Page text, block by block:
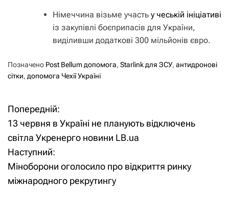
Німеччина візьме участь у чеській ініціативі
із закупівлі боєприпасів для України,
виділивши додаткові 300 мільйонів євро.
Позначено Post Bellum допомога, Starlink для ЗСУ, антидронові
сітки, допомога Чехії Україні
Н
а
в
і
Попередній:
13 червня в Україні не планують відключень
світла Укренерго новини LB.ua
Наступний:
Міноборони оголосило про відкриття ринку
міжнародного рекрутингу